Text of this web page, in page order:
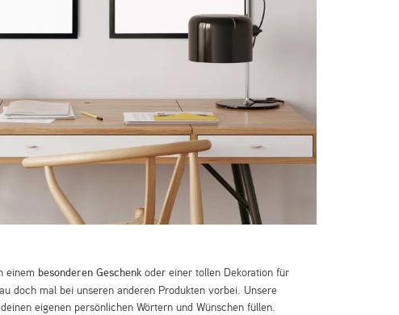
einem besonderen Geschenk oder einer tollen Dekoration für
doch mal bei unseren anderen Produkten vorbei. Unsere
eigenen persönlichen Wörtern und Wünschen füllen.